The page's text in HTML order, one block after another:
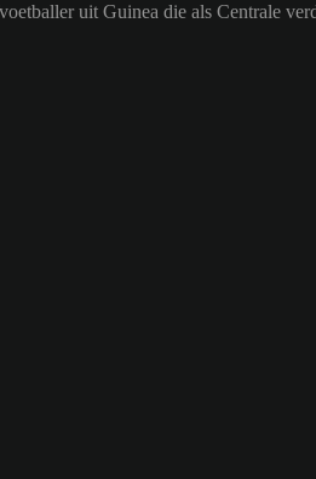
uit Guinea die als Centrale